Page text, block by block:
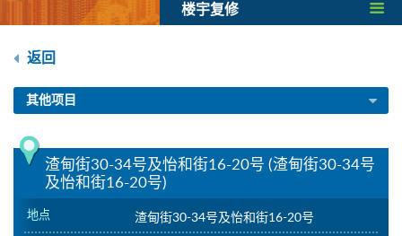
楼宇复修
返回
其他项目
渣甸街30-34号及怡和街16-20号 (渣甸街30-34号
及怡和街16-20号)
地点 渣甸街30-34号及怡和街16-20号